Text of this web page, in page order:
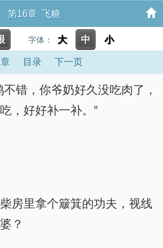
第16章 飞糖
字体： 大 中 小
章 目录 下一页
不错，你爷奶好久没吃肉了，
，好好补一补。”
房里拿个簸箕的功夫，视线
？